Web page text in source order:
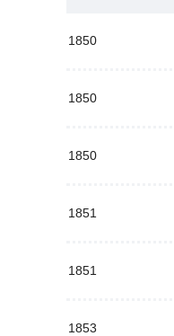
1850
1850
1850
1851
1851
1853